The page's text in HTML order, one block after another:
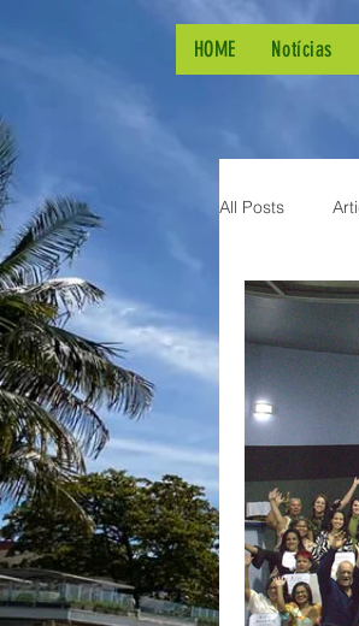
HOME Notícias
All Posts
Lei Geral
Chuvas na
Visitas aos
Maio